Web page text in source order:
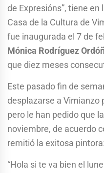
de Expresións”, tiene en
Casa de la Cultura de
fue inaugurada el 7 de
Mónica Rodríguez
que diez meses
Este pasado fin de
desplazarse a Vimianzo
pero le han pedido que
noviembre, de acuerdo
remitió la exitosa pintora:
“Hola si te va bien el